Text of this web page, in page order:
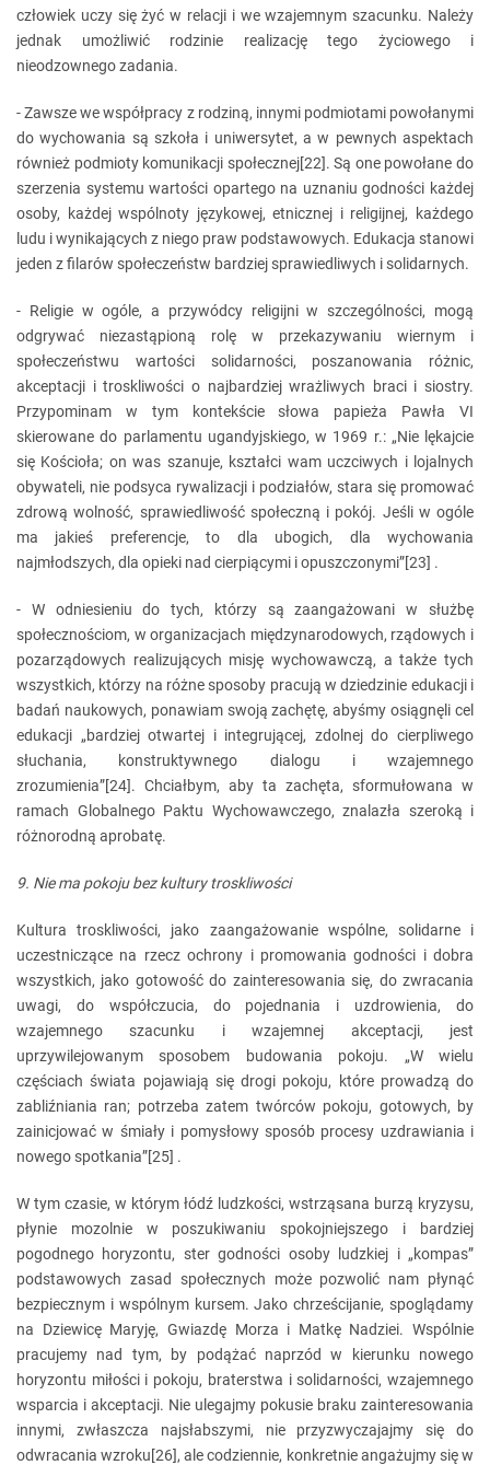
człowiek uczy się żyć w relacji i we wzajemnym szacunku. Należy
jednak umożliwić rodzinie realizację tego życiowego i
nieodzownego zadania.
- Zawsze we współpracy z rodziną, innymi podmiotami powołanymi
do wychowania są szkoła i uniwersytet, a w pewnych aspektach
również podmioty komunikacji społecznej[22]. Są one powołane do
szerzenia systemu wartości opartego na uznaniu godności każdej
osoby, każdej wspólnoty językowej, etnicznej i religijnej, każdego
ludu i wynikających z niego praw podstawowych. Edukacja stanowi
jeden z filarów społeczeństw bardziej sprawiedliwych i solidarnych.
- Religie w ogóle, a przywódcy religijni w szczególności, mogą
odgrywać niezastąpioną rolę w przekazywaniu wiernym i
społeczeństwu wartości solidarności, poszanowania różnic,
akceptacji i troskliwości o najbardziej wrażliwych braci i siostry.
Przypominam w tym kontekście słowa papieża Pawła VI
skierowane do parlamentu ugandyjskiego, w 1969 r.: „Nie lękajcie
się Kościoła; on was szanuje, kształci wam uczciwych i lojalnych
obywateli, nie podsyca rywalizacji i podziałów, stara się promować
zdrową wolność, sprawiedliwość społeczną i pokój. Jeśli w ogóle
ma jakieś preferencje, to dla ubogich, dla wychowania
najmłodszych, dla opieki nad cierpiącymi i opuszczonymi”[23] .
- W odniesieniu do tych, którzy są zaangażowani w służbę
społecznościom, w organizacjach międzynarodowych, rządowych i
pozarządowych realizujących misję wychowawczą, a także tych
wszystkich, którzy na różne sposoby pracują w dziedzinie edukacji i
badań naukowych, ponawiam swoją zachętę, abyśmy osiągnęli cel
edukacji „bardziej otwartej i integrującej, zdolnej do cierpliwego
słuchania, konstruktywnego dialogu i wzajemnego
zrozumienia”[24]. Chciałbym, aby ta zachęta, sformułowana w
ramach Globalnego Paktu Wychowawczego, znalazła szeroką i
różnorodną aprobatę.
9. Nie ma pokoju bez kultury troskliwości
Kultura troskliwości, jako zaangażowanie wspólne, solidarne i
uczestniczące na rzecz ochrony i promowania godności i dobra
wszystkich, jako gotowość do zainteresowania się, do zwracania
uwagi, do współczucia, do pojednania i uzdrowienia, do
wzajemnego szacunku i wzajemnej akceptacji, jest
uprzywilejowanym sposobem budowania pokoju. „W wielu
częściach świata pojawiają się drogi pokoju, które prowadzą do
zabliźniania ran; potrzeba zatem twórców pokoju, gotowych, by
zainicjować w śmiały i pomysłowy sposób procesy uzdrawiania i
nowego spotkania”[25] .
W tym czasie, w którym łódź ludzkości, wstrząsana burzą kryzysu,
płynie mozolnie w poszukiwaniu spokojniejszego i bardziej
pogodnego horyzontu, ster godności osoby ludzkiej i „kompas”
podstawowych zasad społecznych może pozwolić nam płynąć
bezpiecznym i wspólnym kursem. Jako chrześcijanie, spoglądamy
na Dziewicę Maryję, Gwiazdę Morza i Matkę Nadziei. Wspólnie
pracujemy nad tym, by podążać naprzód w kierunku nowego
horyzontu miłości i pokoju, braterstwa i solidarności, wzajemnego
wsparcia i akceptacji. Nie ulegajmy pokusie braku zainteresowania
innymi, zwłaszcza najsłabszymi, nie przyzwyczajajmy się do
odwracania wzroku[26], ale codziennie, konkretnie angażujmy się w